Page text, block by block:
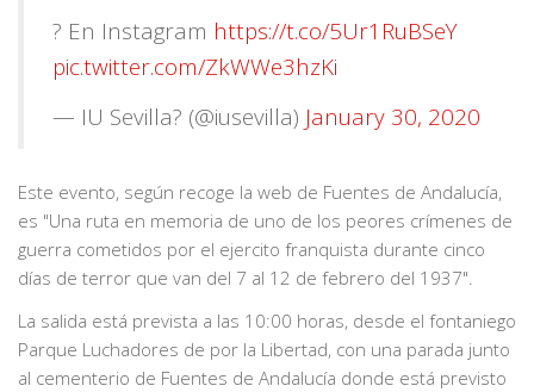
? En Instagram https://t.co/5Ur1RuBSeY
pic.twitter.com/ZkWWe3hzKi
— IU Sevilla? (@iusevilla) January 30, 2020
Este evento, según recoge la web de Fuentes de Andalucía,
es "Una ruta en memoria de uno de los peores crímenes de
guerra cometidos por el ejercito franquista durante cinco
días de terror que van del 7 al 12 de febrero del 1937".
La salida está prevista a las 10:00 horas, desde el fontaniego
Parque Luchadores de por la Libertad, con una parada junto
al cementerio de Fuentes de Andalucía donde está previsto